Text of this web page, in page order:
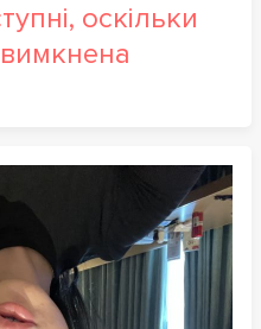
оскільки